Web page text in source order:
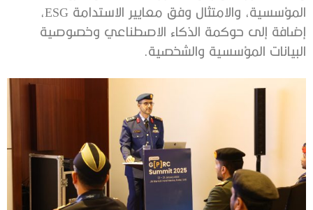
المؤسسية، والامتثال وفق معايير الاستدامة ESG،
إضافة إلى حوكمة الذكاء الاصطناعي وخصوصية
البيانات المؤسسية والشخصية.